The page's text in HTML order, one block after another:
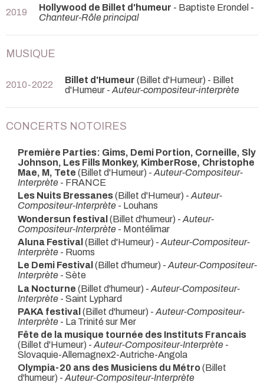
2019
Hollywood de Billet d'humeur - Baptiste Erondel -
Chanteur-Rôle principal
MUSIQUE
2010-2022 Billet d'Humeur (Billet d'Humeur) - Billet
d'Humeur - Auteur-compositeur-interprète
CONCERTS NOTOIRES
Première Parties: Gims, Demi Portion, Corneille, Sly
Johnson, Les Fills Monkey, KimberRose, Christophe
Mae, M, Tete (Billet d'Humeur) - Auteur-Compositeur-
Interprète - FRANCE
Les Nuits Bressanes(Billet d'Humeur) - Auteur-
Compositeur-Interprète - Louhans
Wondersun festival (Billet d'humeur) - Auteur-
Compositeur-Interprète - Montélimar
Aluna Festival (Billet d'Humeur) - Auteur-Compositeur-
Interprète - Ruoms
Le Demi Festival (Billet d'humeur) - Auteur-Compositeur-
Interprète - Sète
La Nocturne (Billet d'humeur) - Auteur-Compositeur-
Interprète - Saint Lyphard
PAKA festival (Billet d'humeur) - Auteur-Compositeur-
Interprète - La Trinité sur Mer
Fête de la musique tournée des Instituts Francais
(Billet d'Humeur) - Auteur-Compositeur-Interprète -
Slovaquie-Allemagnex2-Autriche-Angola
Olympia-20 ans des Musiciens du Métro(Billet
d'humeur) -Auteur-Compositeur-Interprète